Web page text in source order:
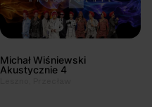
Michał Wiśniewski
Akustycznie 4